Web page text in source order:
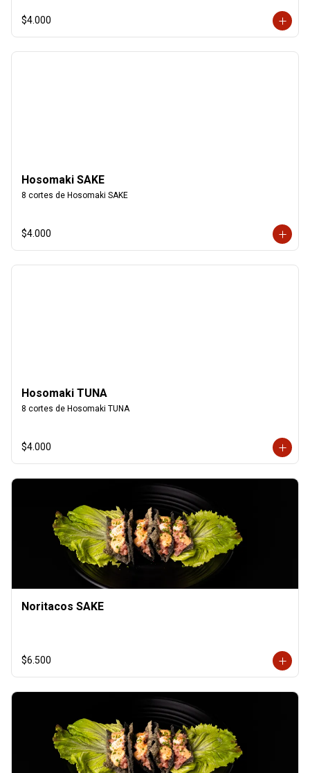
$4.000
Hosomaki SAKE
8 cortes de Hosomaki SAKE
$4.000
Hosomaki TUNA
8 cortes de Hosomaki TUNA
$4.000
Noritacos SAKE
$6.500